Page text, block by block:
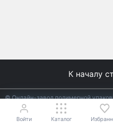
К началу
© Онлайн-завод полимерной
Не является публичной офертой.
менеджеров.
Войти Каталог